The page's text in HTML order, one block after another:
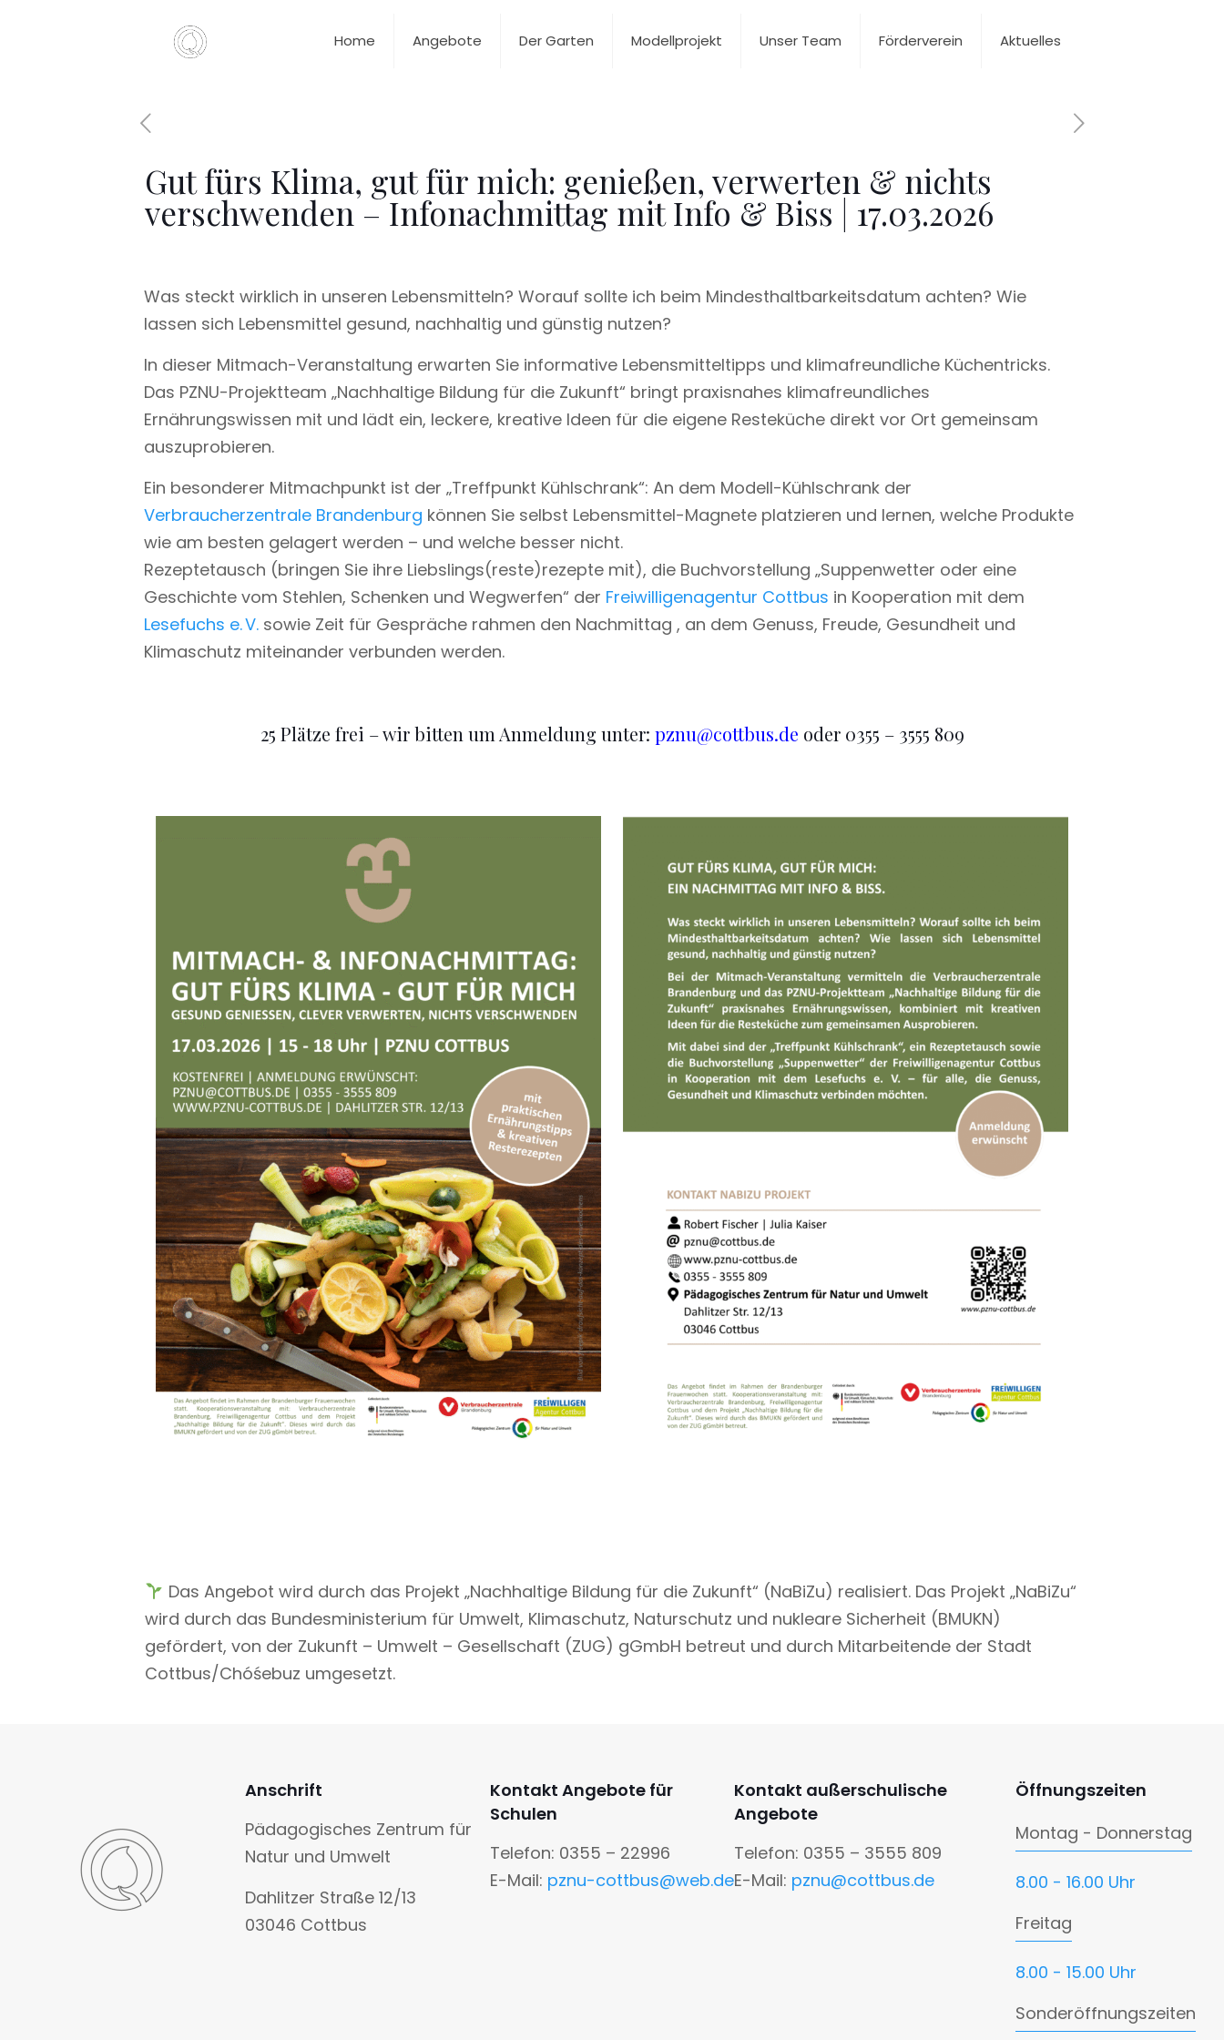
Home Angebote Der Garten Modellprojekt Unser Team Förderverein Aktuelles
Gut fürs Klima, gut für mich: genießen, verwerten & nichts
verschwenden – Infonachmittag mit Info & Biss | 17.03.2026
Was steckt wirklich in unseren Lebensmitteln? Worauf sollte ich beim Mindesthaltbarkeitsdatum achten? Wie
lassen sich Lebensmittel gesund, nachhaltig und günstig nutzen?
In dieser Mitmach-Veranstaltung erwarten Sie informative Lebensmitteltipps und klimafreundliche Küchentricks.
Das PZNU-Projektteam „Nachhaltige Bildung für die Zukunft“ bringt praxisnahes klimafreundliches
Ernährungswissen mit und lädt ein, leckere, kreative Ideen für die eigene Resteküche direkt vor Ort gemeinsam
auszuprobieren.
Ein besonderer Mitmachpunkt ist der „Treffpunkt Kühlschrank“: An dem Modell-Kühlschrank der
Verbraucherzentrale Brandenburg können Sie selbst Lebensmittel-Magnete platzieren und lernen, welche Produkte
wie am besten gelagert werden – und welche besser nicht.
Rezeptetausch (bringen Sie ihre Liebslings(reste)rezepte mit), die Buchvorstellung „Suppenwetter oder eine
Geschichte vom Stehlen, Schenken und Wegwerfen“ der Freiwilligenagentur Cottbus in Kooperation mit dem
Lesefuchs e. V.sowie Zeit für Gespräche rahmen den Nachmittag , an dem Genuss, Freude, Gesundheit und
Klimaschutz miteinander verbunden werden.
25 Plätze frei – wir bitten um Anmeldung unter: pznu@cottbus.de oder 0355 – 3555 809
Das Angebot wird durch das Projekt „Nachhaltige Bildung für die Zukunft“ (NaBiZu) realisiert. Das Projekt „NaBiZu“
wird durch das Bundesministerium für Umwelt, Klimaschutz, Naturschutz und nukleare Sicherheit (BMUKN)
gefördert, von der Zukunft – Umwelt – Gesellschaft (ZUG) gGmbH betreut und durch Mitarbeitende der Stadt
Cottbus/Chóśebuz umgesetzt.
Anschrift
Pädagogisches Zentrum für
Natur und Umwelt
Dahlitzer Straße 12/13
03046 Cottbus
Kontakt Angebote für
Schulen
Telefon: 0355 – 22996
E-Mail: pznu-cottbus@web.de
Kontakt außerschulische
Angebote
Telefon: 0355 – 3555 809
E-Mail: pznu@cottbus.de
Öffnungszeiten
Montag - Donnerstag
8.00 - 16.00 Uhr
Freitag
8.00 - 15.00 Uhr
Sonderöffnungszeiten